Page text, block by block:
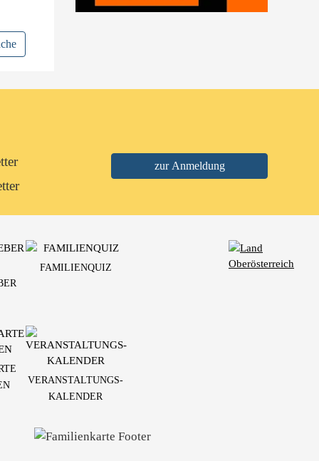
FAMILIENQUIZ
VERANSTALTUNGS-
KALENDER